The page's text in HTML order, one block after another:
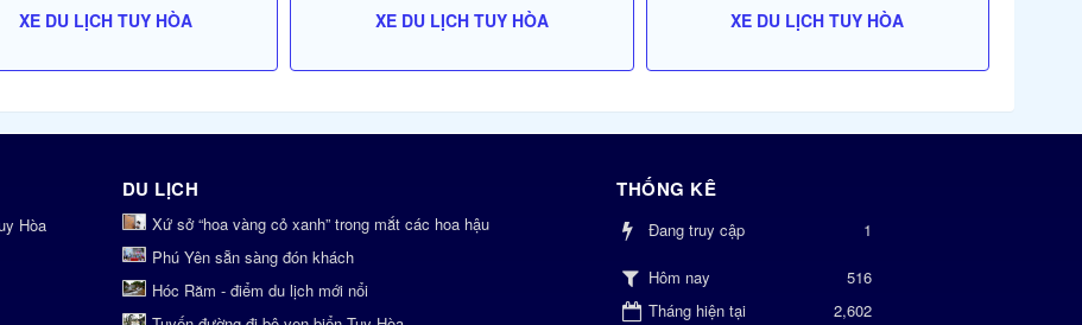
XE DU LỊCH TUY HÒA XE DU LỊCH TUY HÒA XE DU LỊCH TUY HÒA
Hòa
DU LỊCH
Xứ sở “hoa vàng cỏ xanh” trong mắt các hoa hậu
Phú Yên sẵn sàng đón khách
Hóc Răm - điểm du lịch mới nổi
THỐNG KÊ
Đang truy cập 1
Hôm nay
516
Tháng hiện tại
2,602